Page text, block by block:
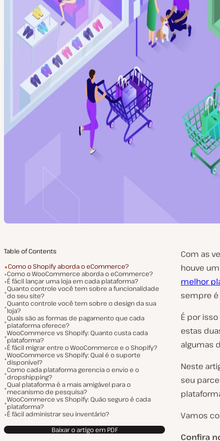
Table of Contents
Como o Shopify aborda o eCommerce?
Como o WooCommerce aborda o eCommerce?
É fácil lançar uma loja em cada plataforma?
Quanto controle você tem sobre a funcionalidade
do seu site?
Quanto controle você tem sobre o design da sua
loja?
Quais são as formas de pagamento que cada
plataforma oferece?
WooCommerce vs Shopify: Quanto custa cada
plataforma?
É fácil migrar entre o WooCommerce e o Shopify?
WooCommerce vs Shopify: Qual é o suporte
disponível?
Como cada plataforma gerencia o envio e o
dropshipping?
Qual plataforma é a mais amigável para o
mecanismo de pesquisa?
WooCommerce vs Shopify: Quão seguro é cada
plataforma?
É fácil administrar seu inventário?
Baixar o artigo em PDF
Com as
houve
melhor
sempre
É por
estas
algumas
Neste
seu
Vamos
Confira